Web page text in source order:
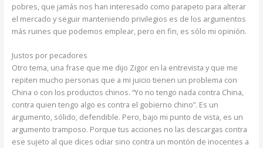
pobres, que jamás nos han interesado como parapeto para alterar
el mercado y seguir manteniendo privilegios es de los argumentos
más ruines que podemos emplear, pero en fin, es sólo mi opinión.
Justos por pecadores
Otro tema, una frase que me dijo Zigor en la entrevista y que me
repiten mucho personas que a mi juicio tienen un problema con
China o con los productos chinos. “Yo no tengo nada contra China,
contra quien tengo algo es contra el gobierno chino”. Es un
argumento, sólido, defendible. Pero, bajo mi punto de vista, es un
argumento tramposo. Porque tus acciones no las descargas contra
ese sujeto al que dices odiar sino contra un montón de inocentes a